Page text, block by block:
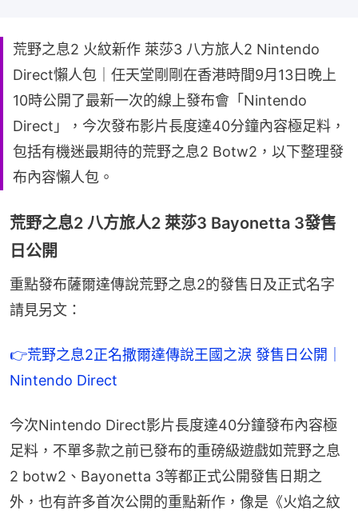
荒野之息2 火紋新作 萊莎3 八方旅人2 Nintendo
Direct懶人包｜任天堂剛剛在香港時間9月13日晚上
10時公開了最新一次的線上發布會「Nintendo
Direct」，今次發布影片長度達40分鐘內容極足料，
包括有機迷最期待的荒野之息2 Botw2，以下整理發
布內容懶人包。
荒野之息2 八方旅人2 萊莎3 Bayonetta 3發售
日公開
重點發布薩爾達傳說荒野之息2的發售日及正式名字
請見另文：
👉荒野之息2正名撒爾達傳說王國之淚 發售日公開｜
Nintendo Direct
今次Nintendo Direct影片長度達40分鐘發布內容極
足料，不單多款之前已發布的重磅級遊戲如荒野之息
2 botw2、Bayonetta 3等都正式公開發售日期之
外，也有許多首次公開的重點新作，像是《火焰之紋